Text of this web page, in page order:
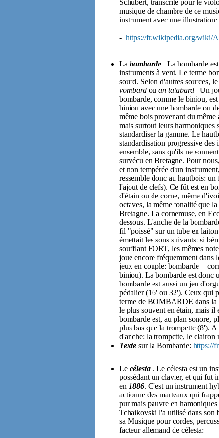
Schubert, transcrite pour le
musique de chambre de ce
instrument avec une illustration:
- https://fr.wikipedia.org/wiki/
La bombarde . La bombarde
instruments à vent. Le terme
sourd. Selon d'autres sources,
vombard ou an talabard . Un
bombarde, comme le biniou,
biniou avec une bombarde ou
même bois provenant du même
mais surtout leurs harmoniques
standardiser la gamme. Le
standardisation progressive
ensemble, sans qu'ils ne
survécu en Bretagne. Pour
et non tempérée d'un
ressemble donc au hautbois:
l'ajout de clefs). Ce fût est en
d'étain ou de corne, même
octaves, la même tonalité que
Bretagne. La cornemuse, en
dessous. L'anche de la
fil "poissé" sur un tube en
émettait les sons suivants: si
soufflant FORT, les mêmes
joue encore fréquemment dans
jeux en couple: bombarde +
biniou). La bombarde est donc
bombarde est aussi un jeu
pédalier (16' ou 32'). Ceux qui
terme de BOMBARDE dans la
le plus souvent en étain, mais il
bombarde est, au plan sonore,
plus bas que la trompette (8').
d'anche: la trompette, le
Texte sur la Bombarde: https://
Le célesta . Le célesta est un
possédant un clavier, et qui fut
en 1886. C'est un instrument
actionne des marteaux qui
pur mais pauvre en
Tchaikovski l'a utilisé dans son
sa Musique pour cordes,
facteur allemand de célesta: